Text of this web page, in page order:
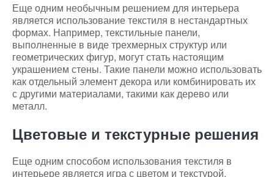
Еще одним необычным решением для интерьера
является использование текстиля в нестандартных
формах. Например, текстильные панели,
выполненные в виде трехмерных структур или
геометрических фигур, могут стать настоящим
украшением стены. Такие панели можно использовать
как отдельный элемент декора или комбинировать их
с другими материалами, такими как дерево или
металл.
Цветовые и текстурные решения
Еще одним способом использования текстиля в
интерьере является игра с цветом и текстурой.